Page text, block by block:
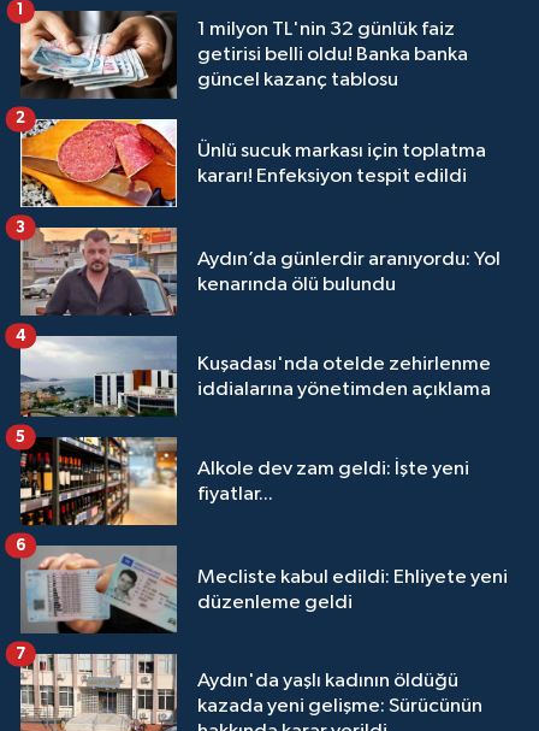
1 milyon TL'nin 32 günlük faiz
getirisi belli oldu! Banka banka
güncel kazanç tablosu
1
Ünlü sucuk markası için toplatma
kararı! Enfeksiyon tespit edildi
2
Aydın’da günlerdir aranıyordu: Yol
kenarında ölü bulundu
3
Kuşadası'nda otelde zehirlenme
iddialarına yönetimden açıklama
4
Alkole dev zam geldi: İşte yeni
fiyatlar...
5
Mecliste kabul edildi: Ehliyete yeni
düzenleme geldi
6
Aydın'da yaşlı kadının öldüğü
kazada yeni gelişme: Sürücünün
7